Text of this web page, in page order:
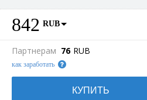
842 RUB
Партнерам 76 RUB
как заработать
КУПИТЬ